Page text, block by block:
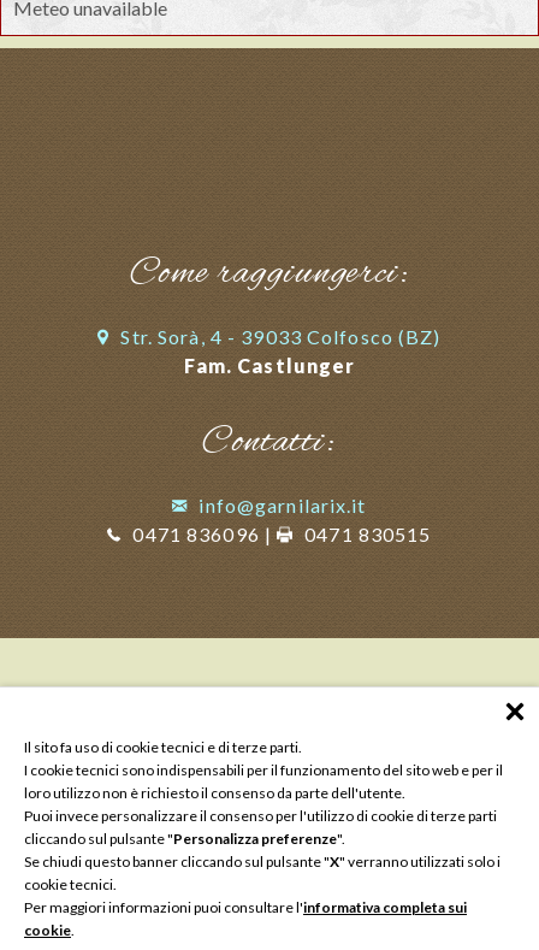
Meteo unavailable
Come raggiungerci:
Str. Sorà, 4 - 39033 Colfosco (BZ)
Fam. Castlunger
Contatti:
info@garnilarix.it
0471 836096 | 0471 830515
Il sito fa uso di cookie tecnici e di terze parti.
I cookie tecnici sono indispensabili per il funzionamento del sito web e per il
loro utilizzo non è richiesto il consenso da parte dell'utente.
Puoi invece personalizzare il consenso per l'utilizzo di cookie di terze parti
cliccando sul pulsante "Personalizza preferenze".
Se chiudi questo banner cliccando sul pulsante "X" verranno utilizzati solo i
cookie tecnici.
Per maggiori informazioni puoi consultare l'informativa completa sui
cookie.